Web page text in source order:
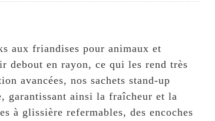
aux friandises pour animaux et
debout en rayon, ce qui les rend très
avancées, nos sachets stand-up
garantissant ainsi la fraîcheur et la
à glissière refermables, des encoches